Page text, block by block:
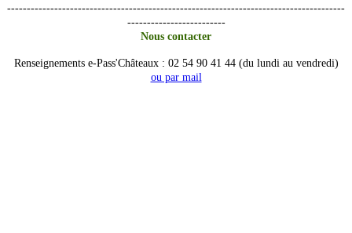
--------------------------------------------------------------------------------------
-------------------------
Nous contacter
Renseignements e-Pass'Châteaux : 02 54 90 41 44 (du lundi au vendredi)
ou par mail